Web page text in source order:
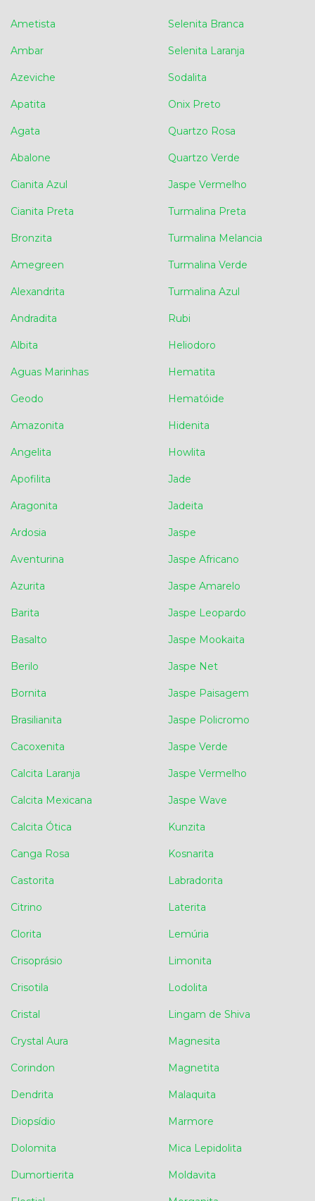
Ametista
Ambar
Azeviche
Apatita
Agata
Abalone
Cianita Azul
Cianita Preta
Bronzita
Amegreen
Alexandrita
Andradita
Albita
Aguas Marinhas
Geodo
Amazonita
Angelita
Apofilita
Aragonita
Ardosia
Aventurina
Azurita
Barita
Basalto
Berilo
Bornita
Brasilianita
Cacoxenita
Calcita Laranja
Calcita Mexicana
Calcita Ótica
Canga Rosa
Castorita
Citrino
Clorita
Crisoprásio
Crisotila
Cristal
Crystal Aura
Corindon
Dendrita
Diopsídio
Dolomita
Dumortierita
Selenita Branca
Selenita Laranja
Sodalita
Onix Preto
Quartzo Rosa
Quartzo Verde
Jaspe Vermelho
Turmalina Preta
Turmalina Melancia
Turmalina Verde
Turmalina Azul
Rubi
Heliodoro
Hematita
Hematóide
Hidenita
Howlita
Jade
Jadeita
Jaspe
Jaspe Africano
Jaspe Amarelo
Jaspe Leopardo
Jaspe Mookaita
Jaspe Net
Jaspe Paisagem
Jaspe Policromo
Jaspe Verde
Jaspe Vermelho
Jaspe Wave
Kunzita
Kosnarita
Labradorita
Laterita
Lemúria
Limonita
Lodolita
Lingam de Shiva
Magnesita
Magnetita
Malaquita
Marmore
Mica Lepidolita
Moldavita